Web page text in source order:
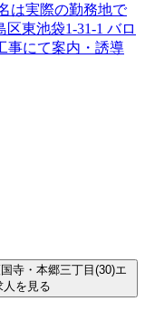
は実際の勤務地で
東池袋1-31-1 バロ
事にて案内・誘導
寺・本郷三丁目(30)エ
人を見る